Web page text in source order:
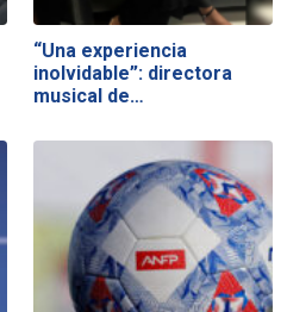
“Una experiencia
inolvidable”: directora
musical de…